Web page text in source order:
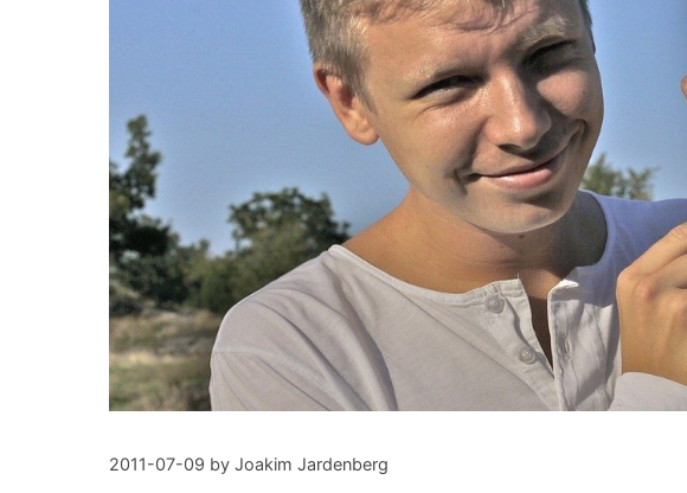
2011-07-09 by Joakim Jardenberg